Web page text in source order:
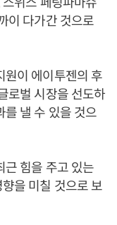
이 다가간 것으로
원이 에이투젠의 후
로벌 시장을 선도하
를 낼 수 있을 것으
근 힘을 주고 있는
을 미칠 것으로 보